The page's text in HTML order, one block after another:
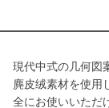
現代中式の几何図
麂皮绒素材を使用
全にお使いいただ